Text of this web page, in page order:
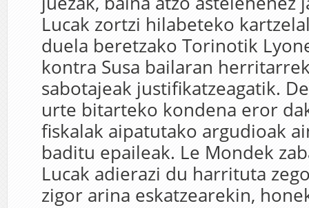
Lucak zortzi hilabeteko
duela beretzako Torinotik
kontra Susa bailaran
sabotajeak justifikatzeagatik.
urte bitarteko kondena eror
fiskalak aipatutako argudioak
baditu epaileak. Le Mondek
Lucak adierazi du harrituta
zigor arina eskatzearekin,